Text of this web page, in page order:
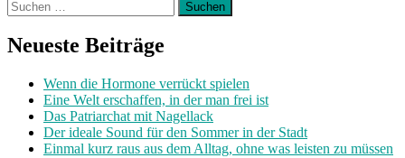
Suchen
nach:
Neueste Beiträge
Wenn die Hormone verrückt spielen
Eine Welt erschaffen, in der man frei ist
Das Patriarchat mit Nagellack
Der ideale Sound für den Sommer in der Stadt
Einmal kurz raus aus dem Alltag, ohne was leisten zu müssen